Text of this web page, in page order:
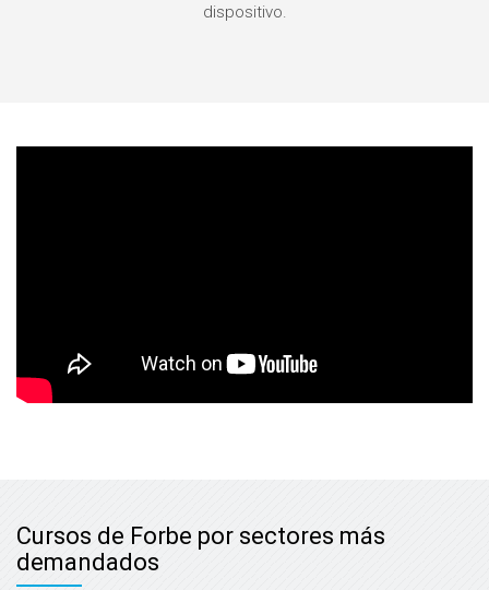
dispositivo.
Cursos de Forbe por sectores más
demandados